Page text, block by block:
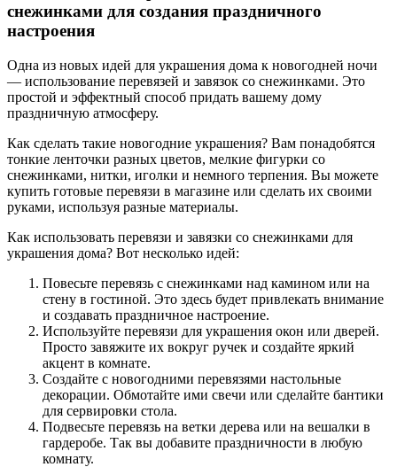
снежинками для создания праздничного
настроения
Одна из новых идей для украшения дома к новогодней ночи
— использование перевязей и завязок со снежинками. Это
простой и эффектный способ придать вашему дому
праздничную атмосферу.
Как сделать такие новогодние украшения? Вам понадобятся
тонкие ленточки разных цветов, мелкие фигурки со
снежинками, нитки, иголки и немного терпения. Вы можете
купить готовые перевязи в магазине или сделать их своими
руками, используя разные материалы.
Как использовать перевязи и завязки со снежинками для
украшения дома? Вот несколько идей:
Повесьте перевязь с снежинками над камином или на
стену в гостиной. Это здесь будет привлекать внимание
и создавать праздничное настроение.
Используйте перевязи для украшения окон или дверей.
Просто завяжите их вокруг ручек и создайте яркий
акцент в комнате.
Создайте с новогодними перевязями настольные
декорации. Обмотайте ими свечи или сделайте бантики
для сервировки стола.
Подвесьте перевязь на ветки дерева или на вешалки в
гардеробе. Так вы добавите праздничности в любую
комнату.